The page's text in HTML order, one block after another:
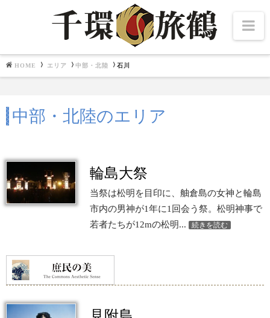
北海道・東北
中部・北陸
関西
中国・四国
九州
千夜千冊
畿内七道
東博百選
HOME エリア 中部・北陸 石川
中部・北陸のエリア
輪島大祭
当祭は松明を目印に、舳倉島の女神と輪島
市内の男神が1年に1回会う祭。松明神事で
若者たちが12mの松明...
続きを読む